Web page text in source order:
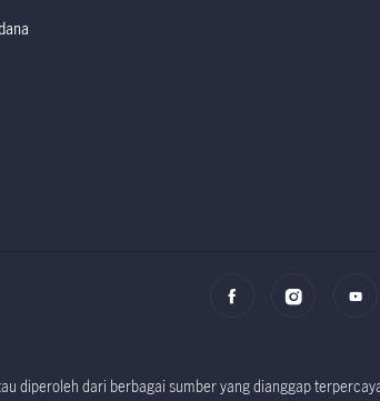
diperoleh dari berbagai sumber yang dianggap